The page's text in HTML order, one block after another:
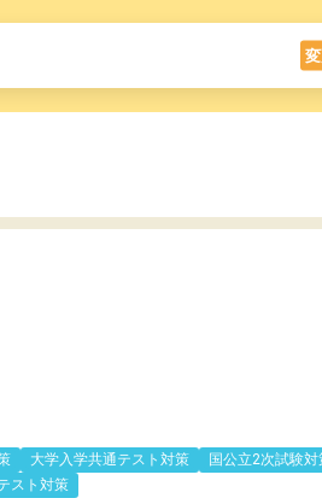
大学入学共通テスト対策
国公立2次試験対
スト対策